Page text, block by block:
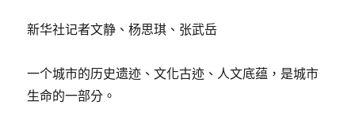
新华社记者文静、杨思琪、张武岳
一个城市的历史遗迹、文化古迹、人文底蕴，是城市
生命的一部分。